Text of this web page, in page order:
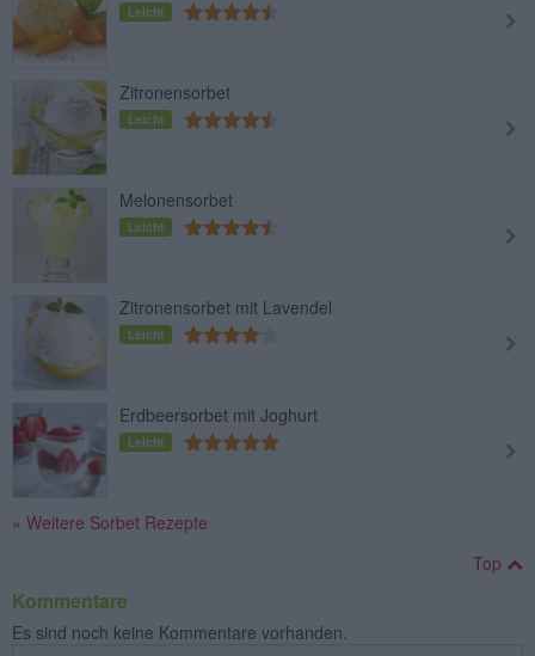
Leicht
Zitronensorbet
Leicht
Melonensorbet
Leicht
Zitronensorbet mit Lavendel
Leicht
Erdbeersorbet mit Joghurt
Leicht
» Weitere Sorbet Rezepte
Top
Kommentare
Es sind noch keine Kommentare vorhanden.